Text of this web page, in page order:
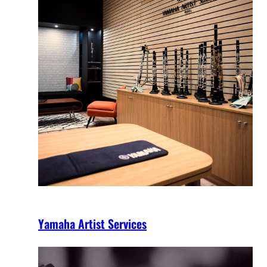
Yamaha Artist Services